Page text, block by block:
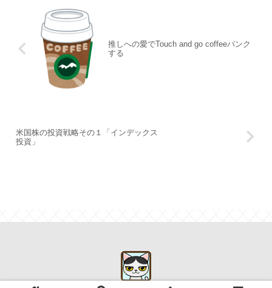
推しへの愛でTouch and go coffeeパンク
する
米国株の投資戦略その１「インデックス
投資」